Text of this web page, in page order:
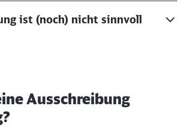
ist (noch) nicht sinnvoll
Ausschreibung